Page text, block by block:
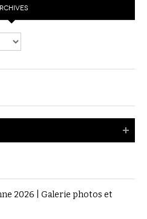
2026 | Galerie photos et